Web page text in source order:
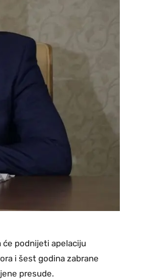
će podnijeti apelaciju
i šest godina zabrane
presude.